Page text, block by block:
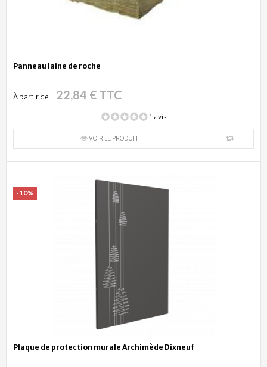
Panneau laine de roche
À partir de 22,84 € TTC
1 avis
VOIR LE PRODUIT
-10%
Plaque de protection murale Archimède Dixneuf